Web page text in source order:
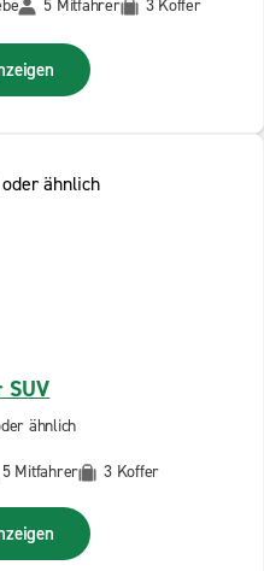
5 Mitfahrer 3 Koffer
SUV
ähnlich
5 Mitfahrer 3 Koffer